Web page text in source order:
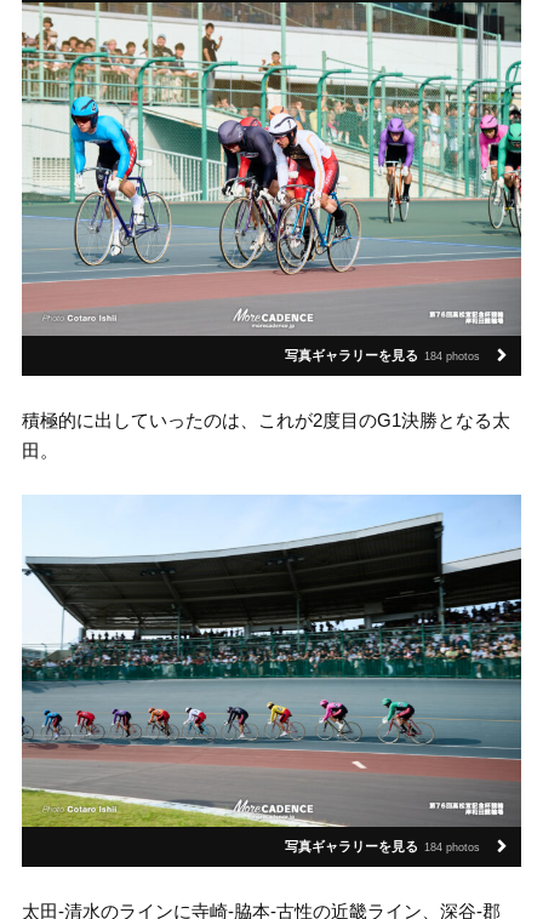
写真ギャラリーを見る 184 photos
積極的に出していったのは、これが2度目のG1決勝となる太
田。
写真ギャラリーを見る 184 photos
太田-清水のラインに寺崎-脇本-古性の近畿ライン、深谷-郡